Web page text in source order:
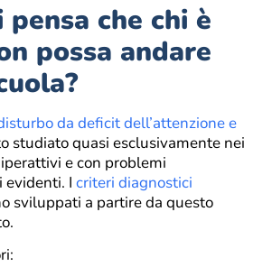
pensa che chi è
possa andare
da deficit dell’attenzione e
studiato quasi esclusivamente nei
e con problemi
I criteri diagnostici
sviluppati a partire da questo